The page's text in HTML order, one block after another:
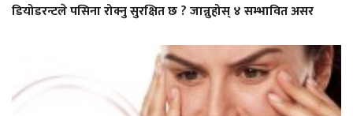
डियोडरन्टले पसिना रोक्नु सुरक्षित छ ? जान्नुहोस् ४ सम्भावित असर